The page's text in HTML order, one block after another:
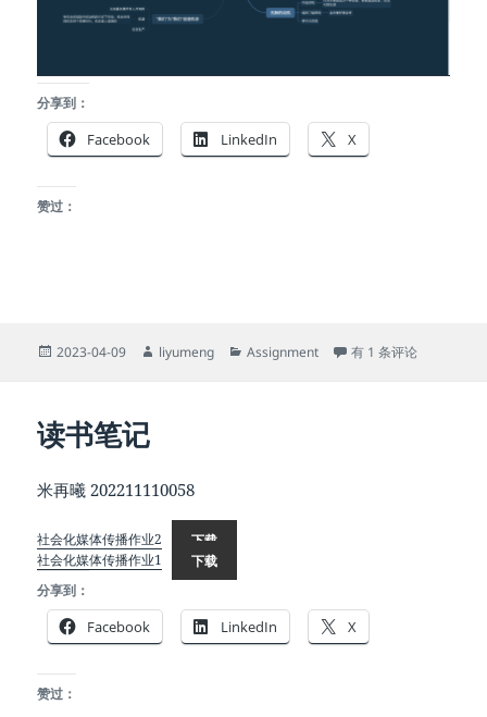
分享到：
Facebook LinkedIn X
赞过：
发
2023-04-09
作
liyumeng
分
Assignment w8 思维导图
有 1 条评论
读书笔记
米再曦 202211110058
社会化媒体传播作业2
下载
社会化媒体传播作业1
下载
分享到：
Facebook LinkedIn X
赞过：